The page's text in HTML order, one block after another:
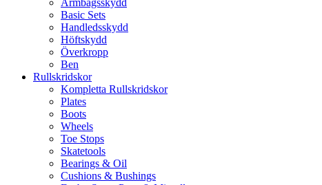
Basic Sets
Handledsskydd
Höftskydd
Överkropp
Ben
Rullskridskor
Kompletta Rullskridskor
Plates
Boots
Wheels
Toe Stops
Skatetools
Bearings & Oil
Cushions & Bushings